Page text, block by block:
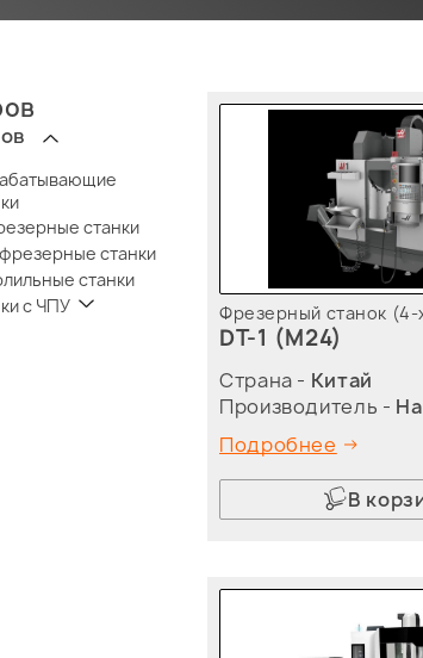
станки
станки
станки
с ЧПУ
Фрезерный станок (4-
DT-1 (M24)
Страна - Китай
Производитель -
Подробнее
В